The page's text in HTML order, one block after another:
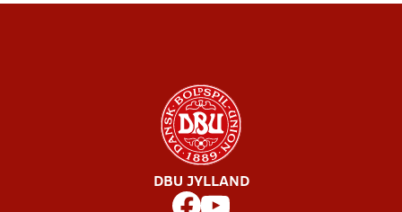
DBU JYLLAND